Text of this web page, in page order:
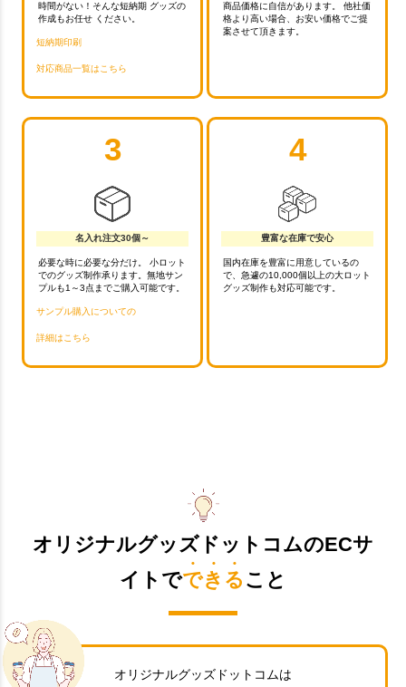
時間がない！そんな短納期 グッズの
作成もお任せ ください。
短納期印刷
対応商品一覧はこちら
商品価格に自信があります。 他社価
格より高い場合、お安い価格でご提
案させて頂きます。
3
名入れ注文30個～
必要な時に必要な分だけ。 小ロット
でのグッズ制作承ります。無地サン
プルも1～3点までご購入可能です。
サンプル購入についての
詳細はこちら
4
豊富な在庫で安心
国内在庫を豊富に用意しているの
で、急遽の10,000個以上の大ロット
グッズ制作も対応可能です。
オリジナルグッズドットコムのECサ
イトでできる こと
オリジナルグッズドットコムは